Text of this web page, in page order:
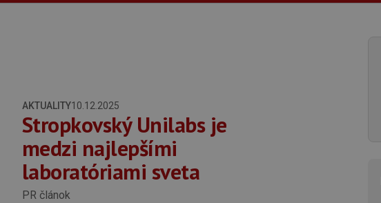
AKTUALITY10.12.2025
Stropkovský Unilabs je
medzi najlepšími
laboratóriami sveta
PR článok